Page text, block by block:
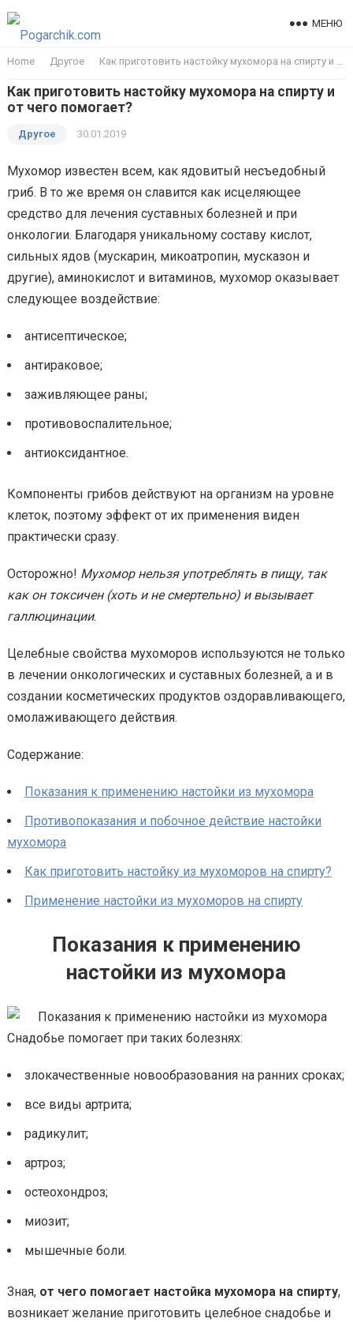
МЕНЮ
Home Другое Как приготовить настойку мухомора на спирту и от чего помогает?
Как приготовить настойку мухомора на спирту и
от чего помогает?
Другое 30.01.2019
Мухомор известен всем, как ядовитый несъедобный
гриб. В то же время он славится как исцеляющее
средство для лечения суставных болезней и при
онкологии. Благодаря уникальному составу кислот,
сильных ядов (мускарин, микоатропин, мусказон и
другие), аминокислот и витаминов, мухомор оказывает
следующее воздействие:
антисептическое;
антираковое;
заживляющее раны;
противовоспалительное;
антиоксидантное.
Компоненты грибов действуют на организм на уровне
клеток, поэтому эффект от их применения виден
практически сразу.
Осторожно! Мухомор нельзя употреблять в пищу, так
как он токсичен (хоть и не смертельно) и вызывает
галлюцинации.
Целебные свойства мухоморов используются не только
в лечении онкологических и суставных болезней, а и в
создании косметических продуктов оздоравливающего,
омолаживающего действия.
Содержание:
Показания к применению настойки из мухомора
Противопоказания и побочное действие настойки
мухомора
Как приготовить настойку из мухоморов на спирту?
Применение настойки из мухоморов на спирту
Показания к применению
настойки из мухомора
Снадобье помогает при таких болезнях:
злокачественные новообразования на ранних сроках;
все виды артрита;
радикулит;
артроз;
остеохондроз;
миозит;
мышечные боли.
Зная, от чего помогает настойка мухомора на спирту,
возникает желание приготовить целебное снадобье и